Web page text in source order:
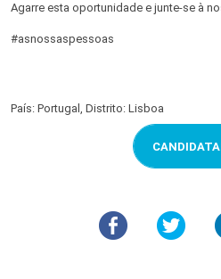
Agarre esta oportunidade e junte-se à
#asnossaspessoas
País: Portugal, Distrito: Lisboa